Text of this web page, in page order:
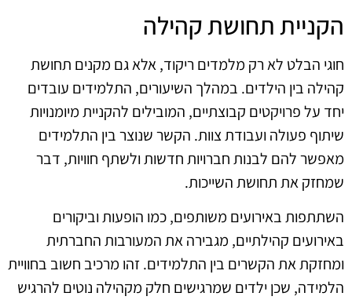
הקניית תחושת קהילה
חוגי הבלט לא רק מלמדים ריקוד, אלא גם מקנים תחושת
קהילה בין הילדים. במהלך השיעורים, התלמידים עובדים
יחד על פרויקטים קבוצתיים, המובילים להקניית מיומנויות
שיתוף פעולה ועבודת צוות. הקשר שנוצר בין התלמידים
מאפשר להם לבנות חברויות חדשות ולשתף חוויות, דבר
שמחזק את תחושת השייכות.
השתתפות באירועים משותפים, כמו הופעות וביקורים
באירועים קהילתיים, מגבירה את המעורבות החברתית
ומחזקת את הקשרים בין התלמידים. זהו מרכיב חשוב בחוויית
הלמידה, שכן ילדים שמרגישים חלק מקהילה נוטים להרגיש